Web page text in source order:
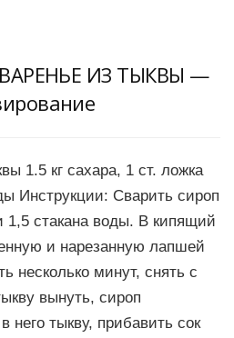
ВАРЕНЬЕ ИЗ ТЫКВЫ —
1.5 кг сахара, 1 ст. ложка
Инструкции: Сварить сироп
1,5 стакана воды. В кипящий
и нарезанную лапшей
несколько минут, снять с
вынуть, сироп
него тыкву, прибавить сок